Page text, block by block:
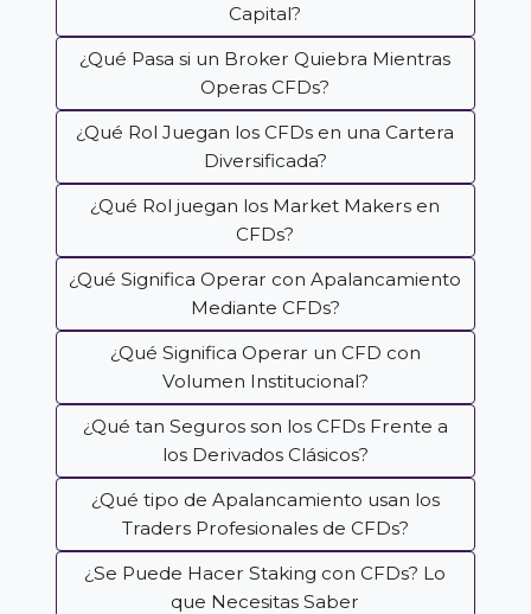
Capital?
¿Qué Pasa si un Broker Quiebra Mientras
Operas CFDs?
¿Qué Rol Juegan los CFDs en una Cartera
Diversificada?
¿Qué Rol juegan los Market Makers en
CFDs?
¿Qué Significa Operar con Apalancamiento
Mediante CFDs?
¿Qué Significa Operar un CFD con
Volumen Institucional?
¿Qué tan Seguros son los CFDs Frente a
los Derivados Clásicos?
¿Qué tipo de Apalancamiento usan los
Traders Profesionales de CFDs?
¿Se Puede Hacer Staking con CFDs? Lo
que Necesitas Saber